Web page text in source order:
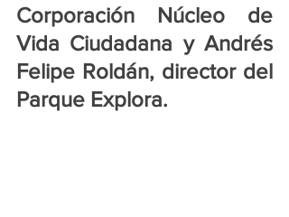
Corporación Núcleo de
Vida Ciudadana y Andrés
Felipe Roldán, director del
Parque Explora.